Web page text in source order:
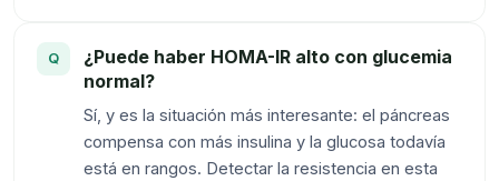
¿Puede haber HOMA-IR alto con glucemia
normal?
Sí, y es la situación más interesante: el páncreas
compensa con más insulina y la glucosa todavía
está en rangos. Detectar la resistencia en esta